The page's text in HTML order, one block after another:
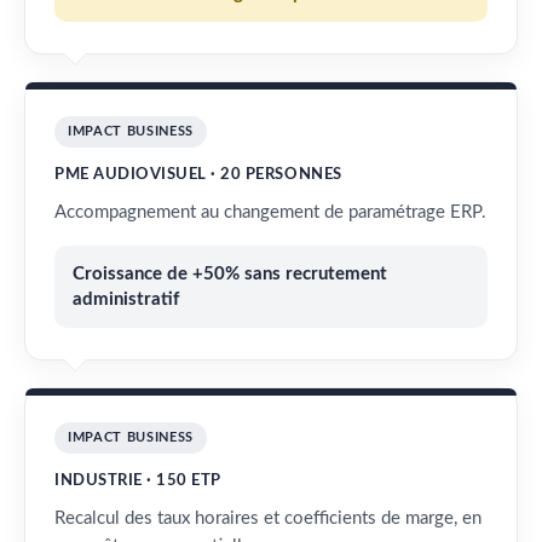
IMPACT BUSINESS
PME AUDIOVISUEL · 20 PERSONNES
Accompagnement au changement de paramétrage ERP.
Croissance de +50% sans recrutement
administratif
IMPACT BUSINESS
INDUSTRIE · 150 ETP
Recalcul des taux horaires et coefficients de marge, en